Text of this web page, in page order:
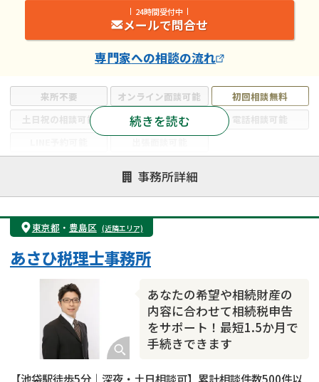
来所不要 オンライン面談可能
初回相談無料
土日祝の相談可能
19時以降電話可能
電話相談可能
遺言書作成・遺言執行
相続放棄
相続登記
遺産分割
遺留分侵害額請求
相続税申告
相続手続き
銀行手続き
成年後見・任意後見
贈与税
相続人調査
相続トラブル
続きを読む
24時間受付中
メールで問合せ
専門家への相談の流れ
事務所詳細
東京都 ・ 豊島区 (近隣エリア)
あなたの希望や相続財産の
内容に合わせて相続税申告
をサポート！最短1.5か月で
手続きできます
あさひ税理士事務所
【池袋駅徒歩5分｜深夜・土日相談可】累計相談件数500件以